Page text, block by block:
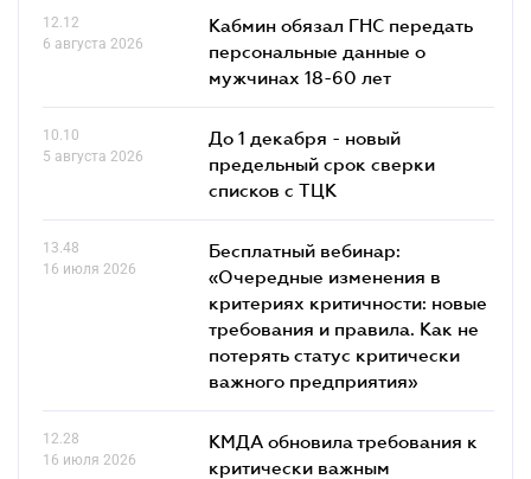
12.12
6 августа 2026
Кабмин обязал ГНС передать
персональные данные о
мужчинах 18-60 лет
10.10
5 августа 2026
До 1 декабря - новый
предельный срок сверки
списков c ТЦК
13.48
16 июля 2026
Бесплатный вебинар:
«Очередные изменения в
критериях критичности: новые
требования и правила. Как не
потерять статус критически
важного предприятия»
12.28
16 июля 2026
КМДА обновила требования к
критически важным